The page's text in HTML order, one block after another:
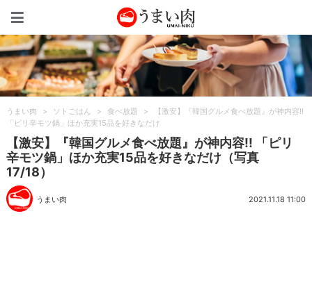
うまい肉 > ソトごはん > 食べ放題 >
【激安】『韓国グルメ食べ放題』が神内容!!
「ピリ辛モツ鍋」ほか充実15品を好きなだけ
【激安】『韓国グルメ食べ放題』が神内容!! 「ピリ
辛モツ鍋」ほか充実15品を好きなだけ（写真
17/18）
うまい肉 2021.11.18 11:00